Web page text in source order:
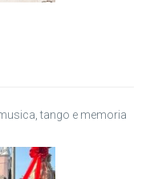
tango e memoria